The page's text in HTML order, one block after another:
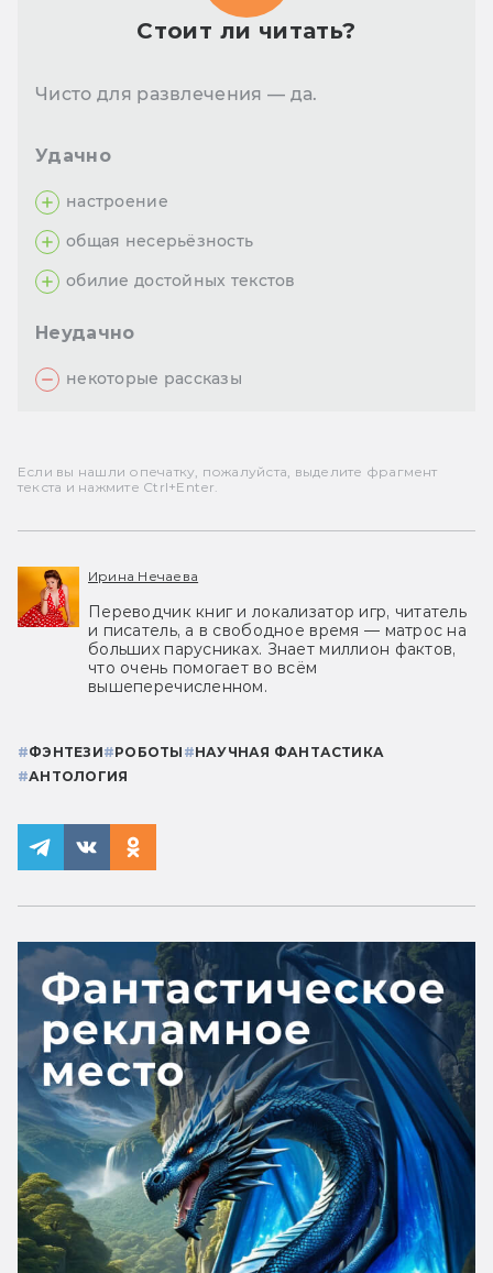
Стоит ли читать?
Чисто для развлечения — да.
Удачно
настроение
общая несерьёзность
обилие достойных текстов
Неудачно
некоторые рассказы
Если вы нашли опечатку, пожалуйста, выделите фрагмент
текста и нажмите Ctrl+Enter.
Ирина Нечаева
Переводчик книг и локализатор игр, читатель
и писатель, а в свободное время — матрос на
больших парусниках. Знает миллион фактов,
что очень помогает во всём
вышеперечисленном.
#ФЭНТЕЗИ#РОБОТЫ #НАУЧНАЯ ФАНТАСТИКА
#АНТОЛОГИЯ